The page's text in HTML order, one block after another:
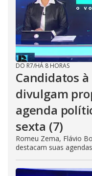
DO R7/HÁ 8 HORAS
Candidatos
divulgam
agenda
sexta (7)
Romeu Zema, Flávio
destacam suas